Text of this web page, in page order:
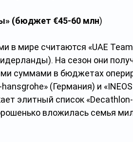
(бюджет €45-60 млн)
в мире считаются «UAE
На сезон они
суммами в бюджетах
(Германия) и
элитный список
вложилась семья